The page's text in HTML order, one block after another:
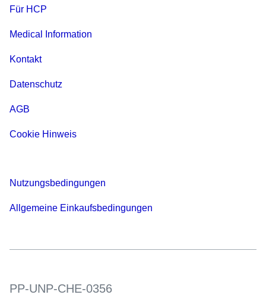
Für HCP
Medical Information
Kontakt
Datenschutz
AGB
Cookie Hinweis
Nutzungsbedingungen
Allgemeine Einkaufsbedingungen
PP-UNP-CHE-0356